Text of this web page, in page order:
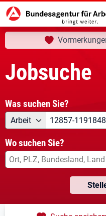
Startseite Jobsuche Ihre
Jobsuche
Was suchen Sie?
Angebotsart
Arbeit Was suchen Sie?
Wo suchen Sie?